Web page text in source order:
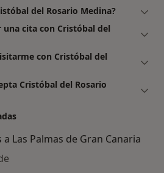
del Rosario Medina?
una cita con Cristóbal del
con Cristóbal del
Cristóbal del Rosario
Las Palmas de Gran Canaria